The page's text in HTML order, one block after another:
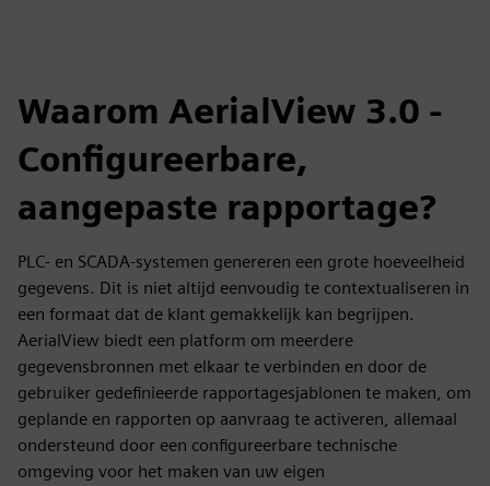
Waarom AerialView 3.0 -
Configureerbare,
aangepaste rapportage?
PLC- en SCADA-systemen genereren een grote hoeveelheid
gegevens. Dit is niet altijd eenvoudig te contextualiseren in
een formaat dat de klant gemakkelijk kan begrijpen.
AerialView biedt een platform om meerdere
gegevensbronnen met elkaar te verbinden en door de
gebruiker gedefinieerde rapportagesjablonen te maken, om
geplande en rapporten op aanvraag te activeren, allemaal
ondersteund door een configureerbare technische
omgeving voor het maken van uw eigen